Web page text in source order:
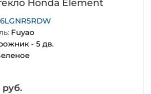
Honda Element
Fuyao
- 5 дв.
руб.